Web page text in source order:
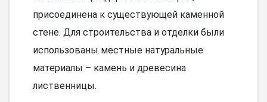
присоединена к существующей каменной
стене. Для строительства и отделки были
использованы местные натуральные
материалы – камень и древесина
лиственницы.